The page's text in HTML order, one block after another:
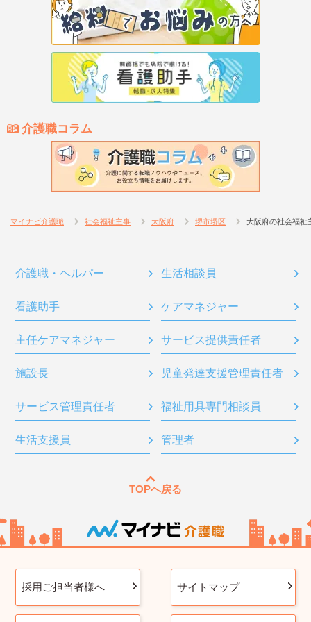
介護職コラム
マイナビ介護職 社会福祉主事 大阪府 堺市堺区 大阪府の社会福祉
介護職・ヘルパー 生活相談員
看護助手 ケアマネジャー
主任ケアマネジャー サービス提供責任者
施設長 児童発達支援管理責任者
サービス管理責任者 福祉用具専門相談員
生活支援員 管理者
TOPへ戻る
採用ご担当者様へ サイトマップ